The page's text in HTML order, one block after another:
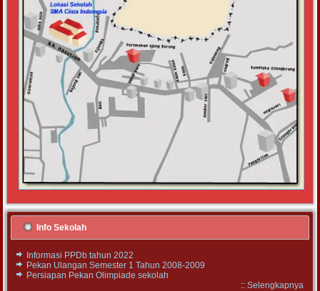
Info Sekolah
Informasi PPDb tahun 2022
Pekan Ulangan Semester 1 Tahun 2008-2009
Persiapan Pekan Olimpiade sekolah
:: Selengkapnya